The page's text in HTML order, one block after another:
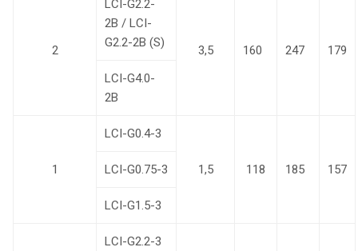
2
LCI-G2.2-
2B / LCI-
G2.2-2B (S)
3,5 160 247
179
LCI-G4.0-
2B
1
LCI-G0.4-3
1,5 118 185 157
LCI-G0.75-3
LCI-G1.5-3
LCI-G2.2-3